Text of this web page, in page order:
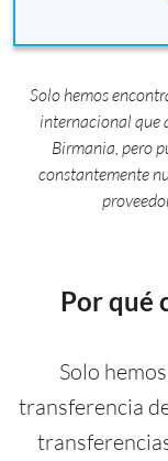
Solo hemos
internacional que
Birmania, pero
constantemente
Por qué
Solo
transferencia